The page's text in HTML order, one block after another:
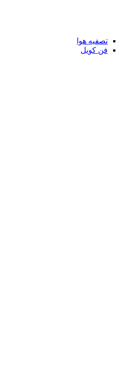
تصفیه هوا
فن کویل